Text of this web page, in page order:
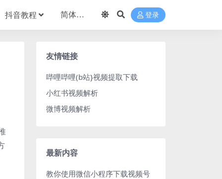
抖音教程 登录
友情链接
哔哩哔哩(b站}视频提取下载
小红书视频解析
微博视频解析
最新内容
教你使用微信小程序下载视频号